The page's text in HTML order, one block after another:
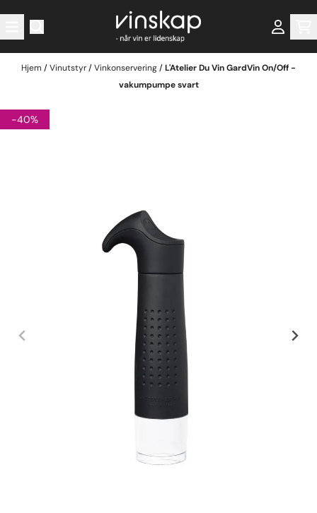
Hopp til innhold
Hjem /Vinutstyr/Vinkonservering/L'Atelier Du Vin GardVin On/Off -
vakumpumpe svart
-40%